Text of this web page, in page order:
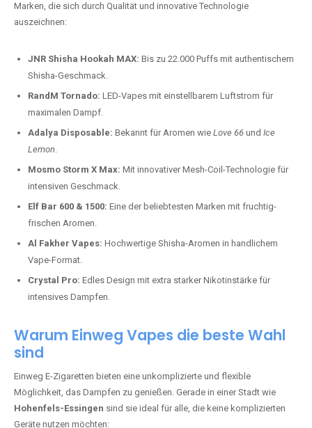
Marken, die sich durch Qualität und innovative Technologie
auszeichnen:
JNR Shisha Hookah MAX: Bis zu 22.000 Puffs mit authentischem
Shisha-Geschmack.
RandM Tornado: LED-Vapes mit einstellbarem Luftstrom für
maximalen Dampf.
Adalya Disposable: Bekannt für Aromen wie Love 66 und Ice
Lemon.
Mosmo Storm X Max: Mit innovativer Mesh-Coil-Technologie für
intensiven Geschmack.
Elf Bar 600 & 1500: Eine der beliebtesten Marken mit fruchtig-
frischen Aromen.
Al Fakher Vapes: Hochwertige Shisha-Aromen in handlichem
Vape-Format.
Crystal Pro: Edles Design mit extra starker Nikotinstärke für
intensives Dampfen.
Warum Einweg Vapes die beste Wahl
sind
Einweg E-Zigaretten bieten eine unkomplizierte und flexible
Möglichkeit, das Dampfen zu genießen. Gerade in einer Stadt wie
Hohenfels-Essingen sind sie ideal für alle, die keine komplizierten
Geräte nutzen möchten: